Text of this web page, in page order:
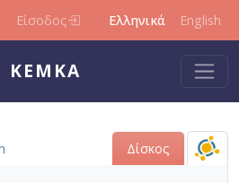
Είσοδος Ελληνικά English
ΚΕΜΚΑ
Δίσκος